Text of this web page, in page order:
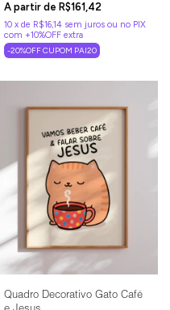
R$161,42
10 x de R$16,14 sem juros
-20%OFF CUPOM PAI20
Quadro Decorativo Gato Café